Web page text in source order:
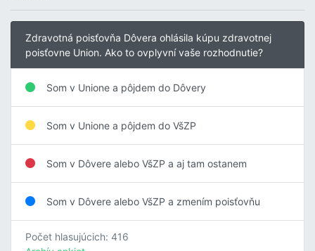
Zdravotná poisťovňa Dôvera ohlásila kúpu zdravotnej
poisťovne Union. Ako to ovplyvní vaše rozhodnutie?
Som v Unione a pôjdem do Dôvery
Som v Unione a pôjdem do VšZP
Som v Dôvere alebo VšZP a aj tam ostanem
Som v Dôvere alebo VšZP a zmením poisťovňu
Počet hlasujúcich: 416